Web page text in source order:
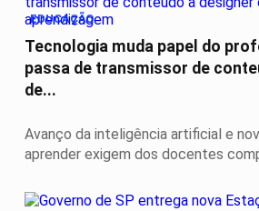
EDUCAÇÃO
Tecnologia muda papel do
passa de transmissor de
de...
Avanço da inteligência artificial e
aprender exigem dos docentes